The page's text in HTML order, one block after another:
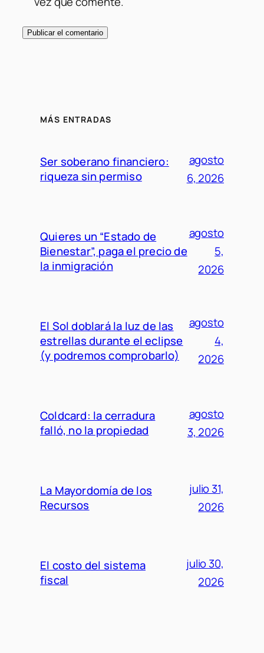
MÁS ENTRADAS
Ser soberano financiero:
riqueza sin permiso
agosto
6, 2026
Quieres un “Estado de
Bienestar”, paga el precio de
la inmigración
agosto
5,
2026
El Sol doblará la luz de las
estrellas durante el eclipse
(y podremos comprobarlo)
agosto
4,
2026
Coldcard: la cerradura
falló, no la propiedad
agosto
3, 2026
La Mayordomía de los
Recursos
julio 31,
2026
El costo del sistema
fiscal
julio 30,
2026